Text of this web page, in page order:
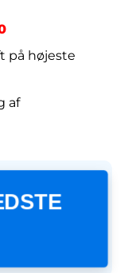
på højeste
af